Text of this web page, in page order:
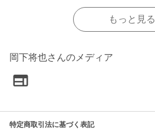
もっと見る
岡下将也さんのメディア
特定商取引法に基づく表記